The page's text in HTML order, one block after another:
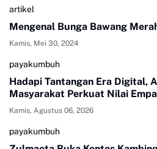
artikel
Mengenal Bunga Bawang
Kamis, Mei 30, 2024
payakumbuh
Hadapi Tantangan Era Digital,
Masyarakat Perkuat Nilai
Kamis, Agustus 06, 2026
payakumbuh